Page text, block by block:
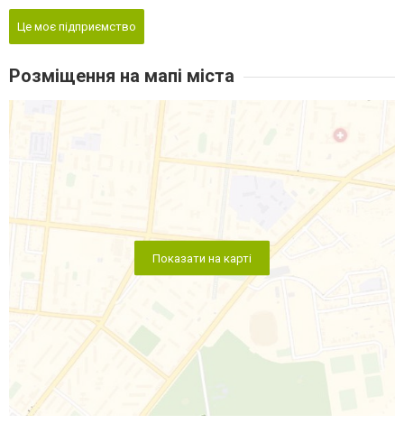
Це моє підприємство
Розміщення на мапі міста
Показати на карті